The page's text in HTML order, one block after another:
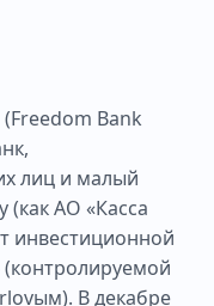
(Freedom Bank
лиц и малый
(как АО «Касса
инвестиционной
В декабре